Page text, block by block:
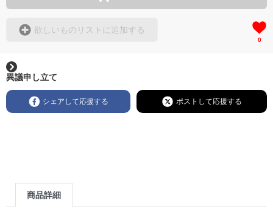
欲しいものリストに追加する
0
異議申し立て
シェアして応援する ポストして応援する
商品詳細